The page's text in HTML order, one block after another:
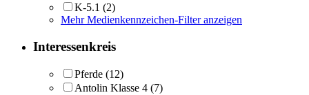
K-5.1 (2)
Mehr Medienkennzeichen-Filter anzeigen
Interessenkreis
Pferde (12)
Antolin Klasse 4 (7)